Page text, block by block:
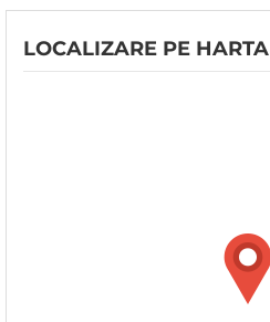
LOCALIZARE PE HARTA